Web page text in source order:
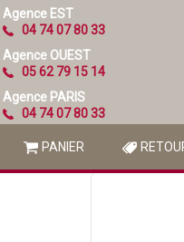
Agence EST
04 74 07 80 33
Agence OUEST
05 62 79 15 14
Agence PARIS
04 74 07 80 33
PANIER